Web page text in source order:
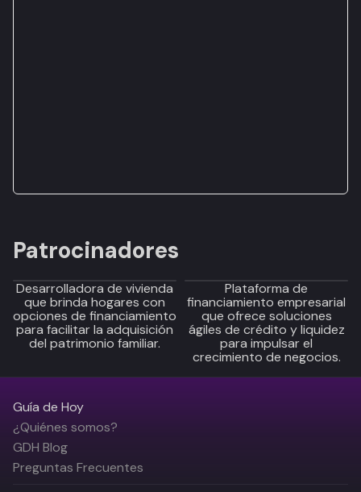
Patrocinadores
Desarrolladora de vivienda
que brinda hogares con
opciones de financiamiento
para facilitar la adquisición
del patrimonio familiar.
Plataforma de
financiamiento empresarial
que ofrece soluciones
ágiles de crédito y liquidez
para impulsar el
crecimiento de negocios.
Guía de Hoy
¿Quiénes somos?
GDH Blog
Preguntas Frecuentes